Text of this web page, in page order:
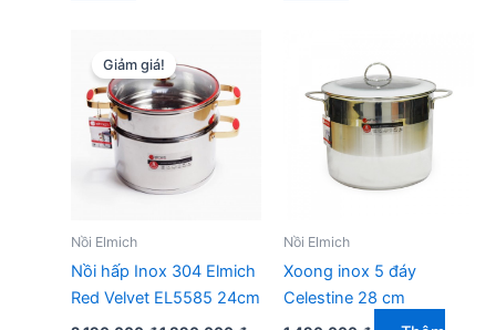
Giảm giá!
Nồi Elmich
Nồi hấp Inox 304 Elmich
Red Velvet EL5585 24cm
Nồi Elmich
Xoong inox 5 đáy
Celestine 28 cm